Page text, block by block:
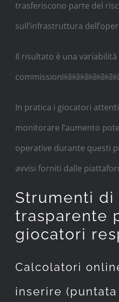
trasferiscono parte del
sull’infrastruttura
Il risultato è una
In pratica i giocatori
monitorare l’aumento
operative durante questi
avvisi forniti dalle
Strumenti di
trasparente
giocatori
Calcolatori
inserire